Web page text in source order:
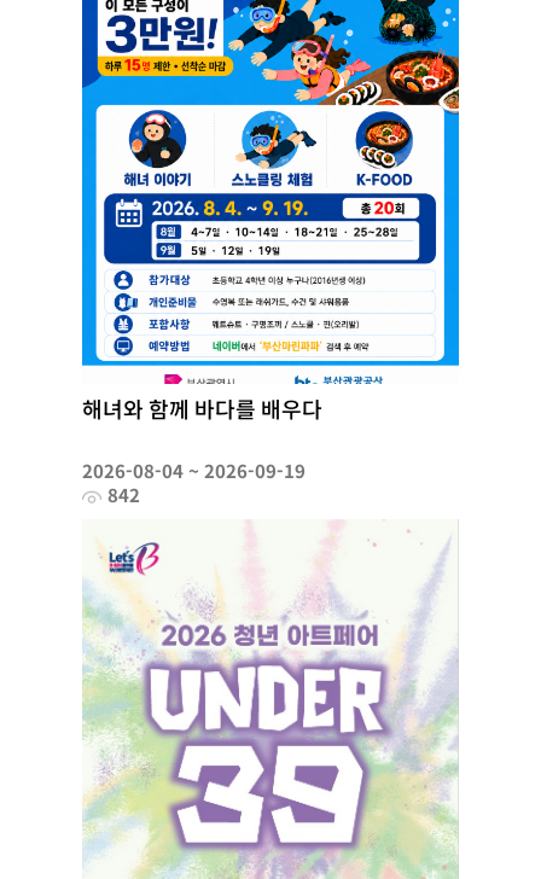
해녀와 함께 바다를 배우다
2026-08-04 ~ 2026-09-19
842